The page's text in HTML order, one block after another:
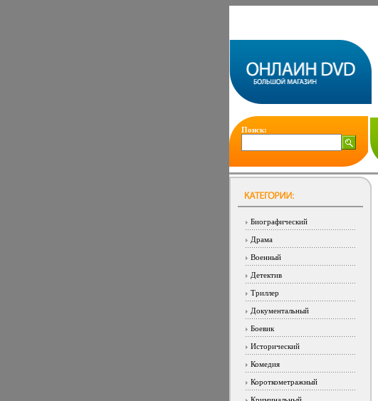
Поиск:
Биографический
Драма
Военный
Детектив
Триллер
Документальный
Боевик
Исторический
Комедия
Короткометражный